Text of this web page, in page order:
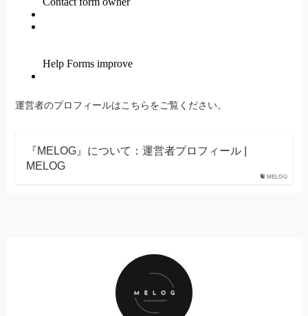
運営者のプロフィールはこちらをご覧ください。
MELOG
『MELOG』について：運営者プロフィール |
MELOG